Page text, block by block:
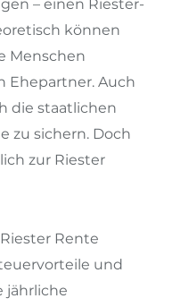
– einen Riester-
können
Menschen
Ehepartner. Auch
die staatlichen
zu sichern. Doch
zur Riester
Rente
und
jährliche